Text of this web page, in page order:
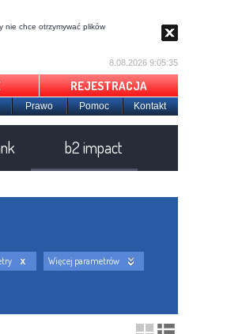
nie chce otrzymywać plików
8.08.2026 9:05:36
REJESTRACJA
Prawo Pomoc Kontakt
b2 impact
Więcej parametrów